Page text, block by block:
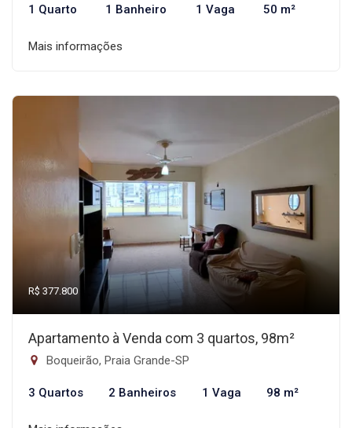
1 Quarto 1 Banheiro 1 Vaga 50 m²
Mais informações
R$ 377.800
Apartamento à Venda com 3 quartos, 98m²
Boqueirão, Praia Grande-SP
3 Quartos 2 Banheiros 1 Vaga 98 m²